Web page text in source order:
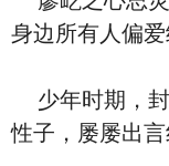
身边所有人偏爱
少年时期，封
性子，屡屡出言